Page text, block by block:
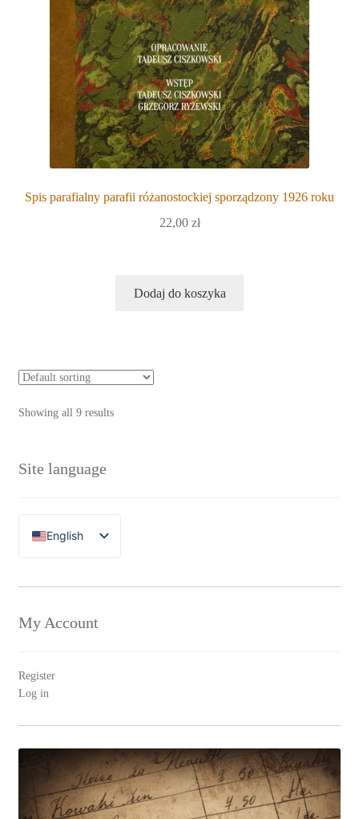
Spis parafialny parafii różanostockiej sporządzony 1926 roku
22,00 zł
Dodaj do koszyka
Showing all 9 results
Site language
English
Polski
My Account
Register
Log in